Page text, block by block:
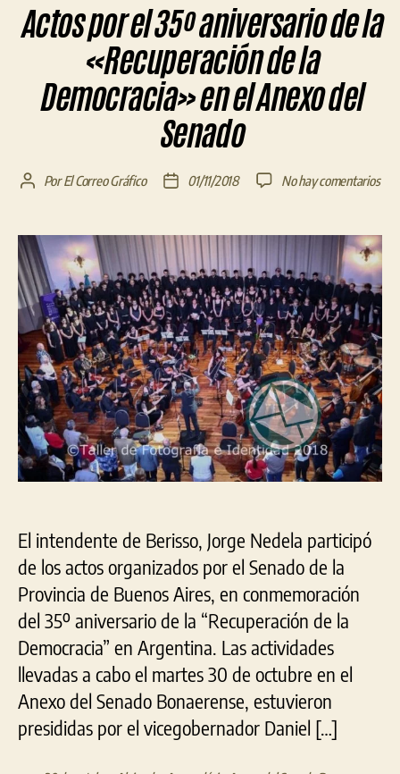
Actos por el 35º aniversario de la
«Recuperación de la
Democracia» en el Anexo del
Senado
Autor
entrada
PorEl Correo Gráfico
Fecha
entrada
01/11/2018 No hay comentariosen
el
35º
de
la
de
la
en
el
del
El intendente de Berisso, Jorge Nedela participó
de los actos organizados por el Senado de la
Provincia de Buenos Aires, en conmemoración
del 35º aniversario de la “Recuperación de la
Democracia” en Argentina. Las actividades
llevadas a cabo el martes 30 de octubre en el
Anexo del Senado Bonaerense, estuvieron
presididas por el vicegobernador Daniel […]